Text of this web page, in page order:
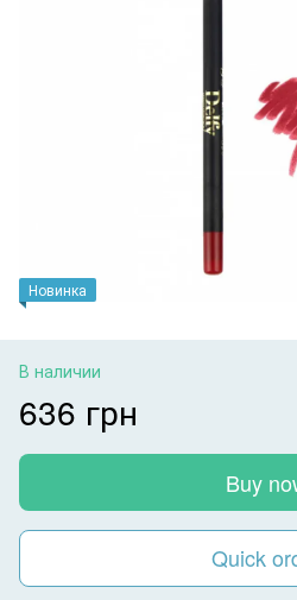
Новинка
В наличии
636 грн
Buy
Quick